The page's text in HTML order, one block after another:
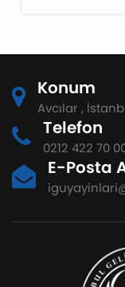
Konum
Avcılar ,
Telefon
0212 422 70
E-Posta